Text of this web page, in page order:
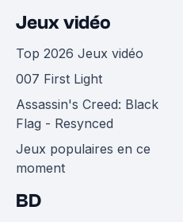
Jeux vidéo
Top 2026 Jeux vidéo
007 First Light
Assassin's Creed: Black
Flag - Resynced
Jeux populaires en ce
moment
BD